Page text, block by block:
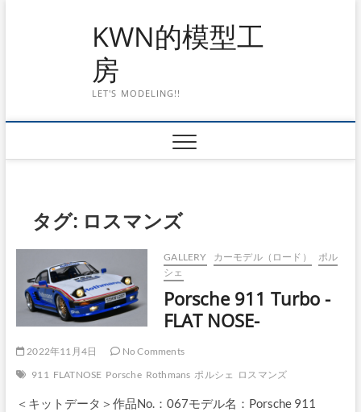
KWN的模型工
房
LET'S MODELING!!
タグ: ロスマンズ
GALLERY カーモデル（ロード）
ポル
シェ
Porsche 911 Turbo -
FLAT NOSE-
2022年11月4日
No Comments
911 FLATNOSE Porsche Rothmans ポルシェ ロスマンズ
＜キットデータ＞作品No.：067モデル名：Porsche 911